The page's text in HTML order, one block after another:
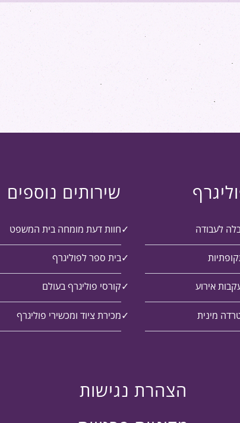
לעבודה
אירוע
מינית
שירותים נוספים
חוות דעת מומחה בית המשפט
בית ספר לפוליגרף
קורסי פוליגרף בעולם
מכירת ציוד ומכשירי פוליגרף
הצהרת נגישות